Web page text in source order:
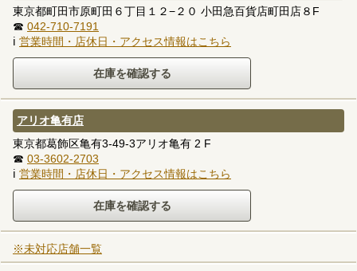
東京都町田市原町田６丁目１２−２０ 小田急百貨店町田店８F
☎ 042-710-7191
ℹ 営業時間・店休日・アクセス情報はこちら
アリオ亀有店
東京都葛飾区亀有3-49-3アリオ亀有 2 F
☎ 03-3602-2703
ℹ 営業時間・店休日・アクセス情報はこちら
※未対応店舗一覧